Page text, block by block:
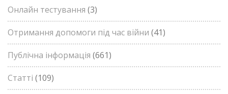
Онлайн тестування (3)
Отримання допомоги під час війни (41)
Публічна інформація (661)
Статті (109)